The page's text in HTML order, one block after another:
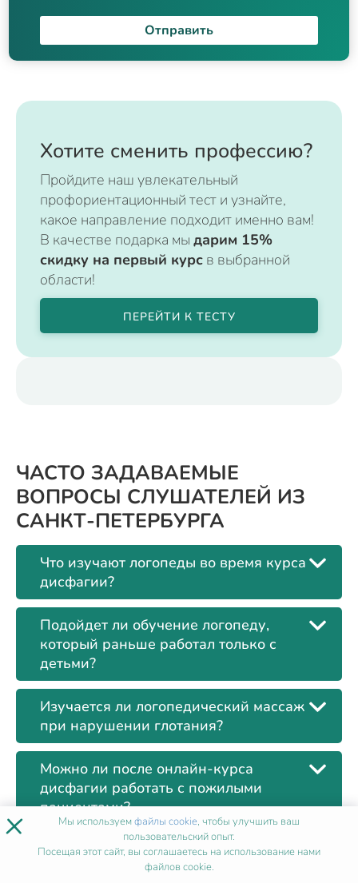
Отправить
Хотите сменить профессию?
Пройдите наш увлекательный
профориентационный тест и узнайте,
какое направление подходит именно вам!
В качестве подарка мы дарим 15%
скидку на первый курс в выбранной
области!
ПЕРЕЙТИ К ТЕСТУ
ЧАСТО ЗАДАВАЕМЫЕ
ВОПРОСЫ СЛУШАТЕЛЕЙ ИЗ
САНКТ-ПЕТЕРБУРГА
Что изучают логопеды во время курса
дисфагии?
Подойдет ли обучение логопеду,
который раньше работал только с
детьми?
Изучается ли логопедический массаж
при нарушении глотания?
Можно ли после онлайн-курса
дисфагии работать с пожилыми
пациентами?
Вносится ли удостоверение о
повышении квалификации в ФИС
× Мы используемфайлы cookie, чтобы улучшить ваш
пользовательский опыт.
Посещая этот сайт, вы соглашаетесь на использование нами
файлов cookie.